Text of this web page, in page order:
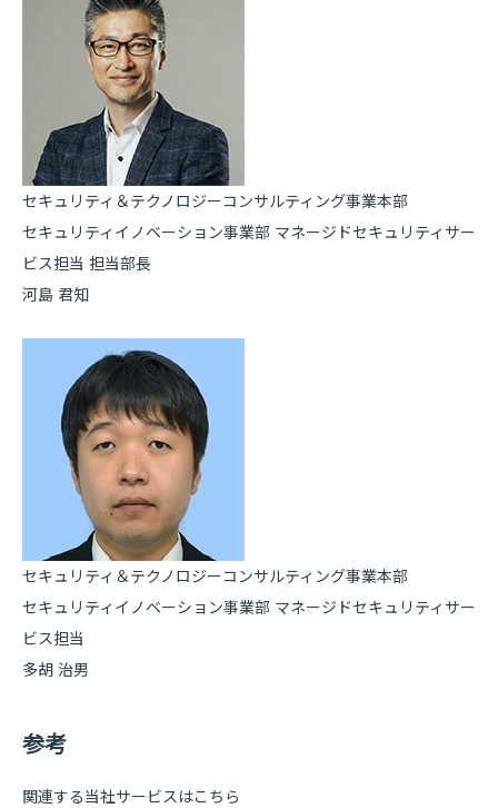
セキュリティ＆テクノロジーコンサルティング事業本部
セキュリティイノベーション事業部 マネージドセキュリティサー
ビス担当 担当部長
河島 君知
セキュリティ＆テクノロジーコンサルティング事業本部
セキュリティイノベーション事業部 マネージドセキュリティサー
ビス担当
多胡 治男
参考
関連する当社サービスはこちら